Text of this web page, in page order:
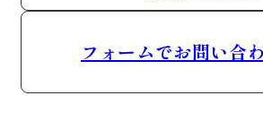
フォームでお問い合